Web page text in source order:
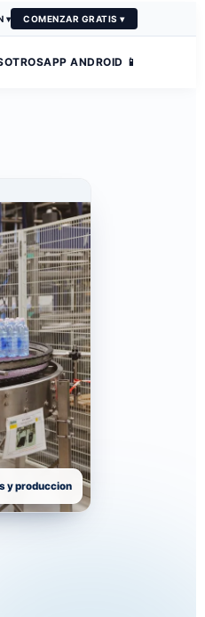
▾ COMENZAR GRATIS ▾
APP ANDROID 📱
y produccion